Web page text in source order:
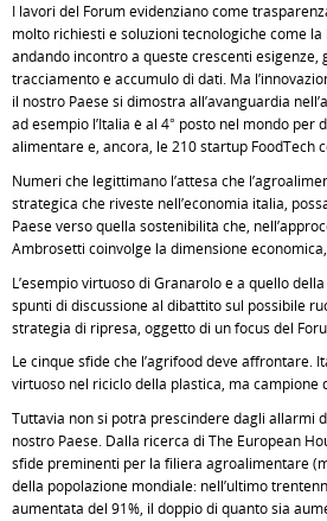
I lavori del Forum evidenziano come
molto richiesti e soluzioni tecnologiche come
andando incontro a queste crescenti
tracciamento e accumulo di dati. Ma
il nostro Paese si dimostra all’avanguardia
ad esempio l’Italia è al 4° posto nel mondo
alimentare e, ancora, le 210 startup FoodTech
Numeri che legittimano l’attesa che
strategica che riveste nell’economia italia,
Paese verso quella sostenibilità che,
Ambrosetti coinvolge la dimensione
L’esempio virtuoso di Granarolo e a quello
spunti di discussione al dibattito sul possibile
strategia di ripresa, oggetto di un focus del
Le cinque sfide che l’agrifood deve affrontare.
virtuoso nel riciclo della plastica, ma campione
Tuttavia non si potrà prescindere dagli allarmi
nostro Paese. Dalla ricerca di The European
sfide preminenti per la filiera agroalimentare
della popolazione mondiale: nell’ultimo
aumentata del 91%, il doppio di quanto sia